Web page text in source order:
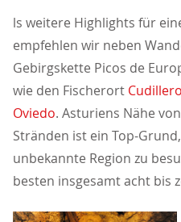
ls weitere Highlights für
empfehlen wir neben
Gebirgskette Picos de
wie den Fischerort Cudillero
Oviedo. Asturiens Nähe
Stränden ist ein Top-
unbekannte Region zu
besten insgesamt acht bis